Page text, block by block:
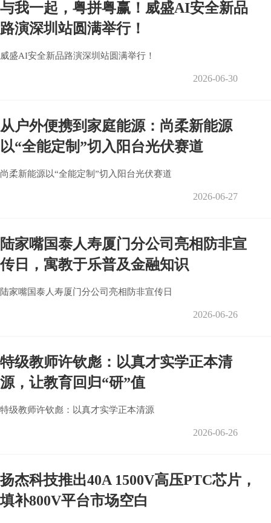
与我一起，粤拼粤赢！威盛AI安全新品
路演深圳站圆满举行！
威盛AI安全新品路演深圳站圆满举行！
2026-06-30
从户外便携到家庭能源：尚柔新能源
以“全能定制”切入阳台光伏赛道
尚柔新能源以“全能定制”切入阳台光伏赛道
2026-06-27
陆家嘴国泰人寿厦门分公司亮相防非宣
传日，寓教于乐普及金融知识
陆家嘴国泰人寿厦门分公司亮相防非宣传日
2026-06-26
特级教师许钦彪：以真才实学正本清
源，让教育回归“研”值
特级教师许钦彪：以真才实学正本清源
2026-06-26
扬杰科技推出40A 1500V高压PTC芯片，
填补800V平台市场空白